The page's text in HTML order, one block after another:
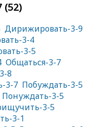
Дирижировать-3-9
3-4
3-5
Общаться-3-7
8
3-7 Побуждать-3-5
Понуждать-3-5
3-5
3-1